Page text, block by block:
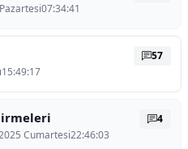
57
Cumartesi22:46:03
4